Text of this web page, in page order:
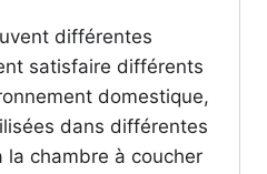
différentes
satisfaire différents
domestique,
dans différentes
chambre à coucher